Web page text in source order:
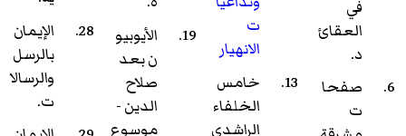
في
العقائ
د.
صفحا
ت
ت
الانهيار
خامس
الخلفاء
الراشدي
الأيوبيو
ن بعد
صلاح
الدين -
موسوع
الإيمان
بالرسل
والرسالا
ت.